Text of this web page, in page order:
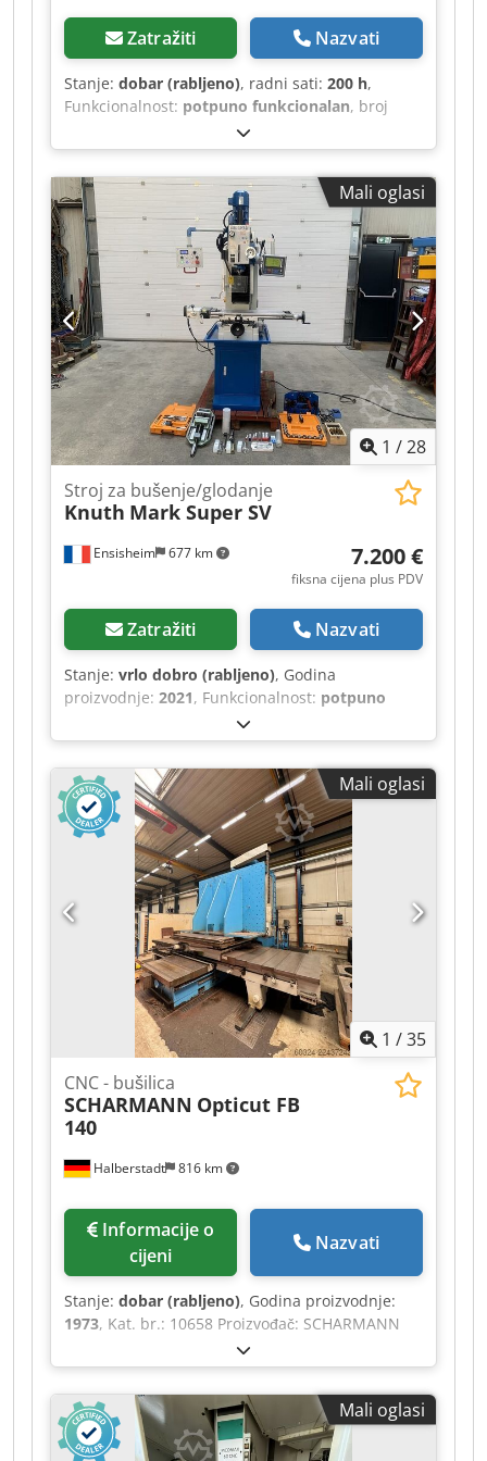
Zatražiti Nazvati
Stanje: dobar (rabljeno), radni sati: 200 h,
Funkcionalnost: potpuno funkcionalan, broj
, Stolni bušilica Knuth SSB
50nSuper MK 4 RADNI PODRUČJE Maksimalni
promjer bušenja 50 mm Maksimalni promjer
navoja u čeliku M 30 Površina za pričvršćivanje
stola 580 mm x 460 mm Hod svrdla 200 mm
Ručni hod stola 515 mm Motorizirani hod stola
405 mm Kut nagiba stola (maks.) ± 50° Promjer
stupa 180 mm Udaljenost od vrha vretena do
površine stola 575 mm Udaljenost od vrha
vretena do podnožja 1165 mm Isten 360 mm
Dedpfx Aozqt U Hslxock GLAVNO VRETENO
Raspon brzine okretaja 50 1/min - 2000 1/min
Prihvat vretena 4 MK POMAK Pomaci svrdla 0,08;
0,12; 0,17; 0,24; 0,35; 0,50 mm/okr.
Mali oglasi
1 /28
Ensisheim 677 km
Stroj za bušenje/glodanje
Knuth Mark Super SV
7.200 €
fiksna cijena plus PDV
Zatražiti Nazvati
Stanje: vrlo dobro (rabljeno), Godina
proizvodnje: 2021, Funkcionalnost: potpuno
, Bušilica / glodalica KNUTH MARK
SUPER SV Godina proizvodnje: 2021 Hod po osi X:
560 mm Hod po osi Y: 190 mm Hod po osi Z: 400
mm Vreteno: CM4 Izdvajanje vretena: 120 mm
Brzina vretena: od 75 do 2500 o/min Dimenzije
stola: 800 x 240 mm Nagibna glava Skala za 3 osi
Elektronički regulator brzine Automatsko
podizanje/spuštanje glave Automatski hod po osi
X Dcjdpszqtc Refx Alxek Ručni hod po osi Y
Isporučuje se s mnogo dodatne opreme: glave za
bušenje, držači stezaljki itd. (vidi fotografije)
Napon: 380 V Duljina: 1400 mm Širina: 1200 mm
Visina: 2000 mm Težina: cca 500 kg
Mali oglasi
1 /35
Halberstadt 816 km
CNC - bušilica
SCHARMANN Opticut FB
140
Informacije o
cijeni
Nazvati
Stanje: dobar (rabljeno), Godina proizvodnje:
1973, Kat. br.: 10658 Proizvođač: SCHARMANN
Tip: Opticut FB 140 Godina proizvodnje: 1973
Dodezp Dn Ispfx Alxock Vrsta upravljačkog
sustava: CNC Upravljački sustav: Heidenhain
Lokacija: Halberstadt Zemlja podrijetla:
Njemačka Broj stroja: 162XXX Hod osi X: 2000
Mali oglasi